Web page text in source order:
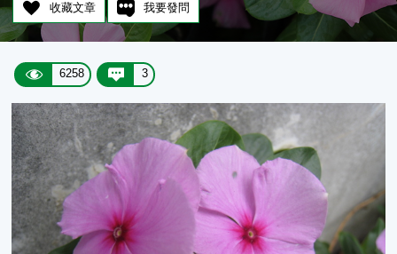
收藏文章 我要發問
6258 3